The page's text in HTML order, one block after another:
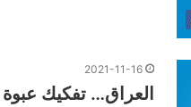
2021-11-16
العراق… تفكيك